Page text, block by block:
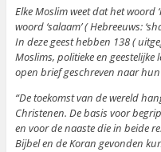
Elke Moslim weet dat het woord
woord ‘salaam’ ( Hebreeuws:
In deze geest hebben 138 (
Moslims, politieke en geestelijke
open brief geschreven naar
“De toekomst van de wereld
Christenen. De basis voor
en voor de naaste die in beide
Bijbel en de Koran gevonden